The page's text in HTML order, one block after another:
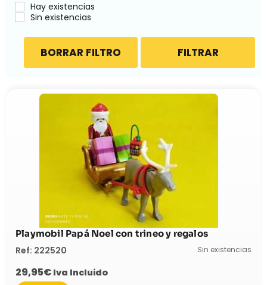
Hay existencias
Sin existencias
FILTRAR
BORRAR FILTRO
Playmobil Papá Noel con trineo y regalos
Ref: 222520 Sin existencias
29,95€ Iva Incluido